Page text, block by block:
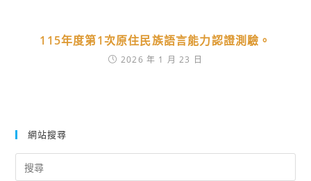
115年度第1次原住民族語言能力認證測驗。
2026 年 1 月 23 日
網站搜尋
for: